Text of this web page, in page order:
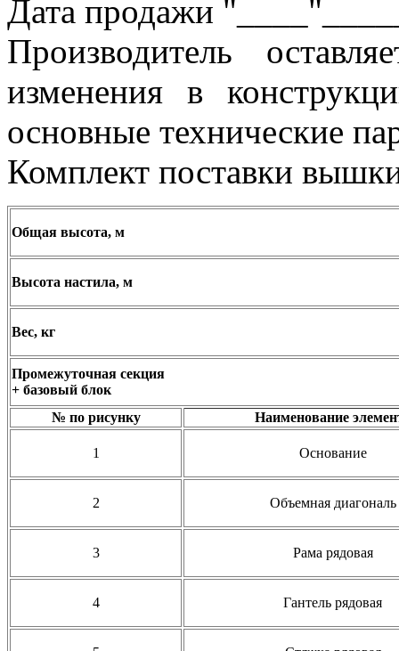
Дата продажи
Производитель
изменения в
основные технические
Комплект поставки
Общая высота, м
Высота настила, м
Вес, кг
Промежуточная секция
+ базовый блок
№ по рисунку
Наименование
1 Основание
2 Объемная диагональ
3 Рама рядовая
4 Гантель рядовая